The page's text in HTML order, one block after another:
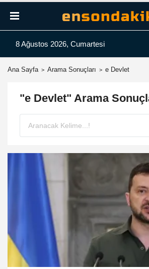
8 Ağustos 2026, Cumartesi
Ana Sayfa Arama Sonuçları e Devlet
"e Devlet" Arama